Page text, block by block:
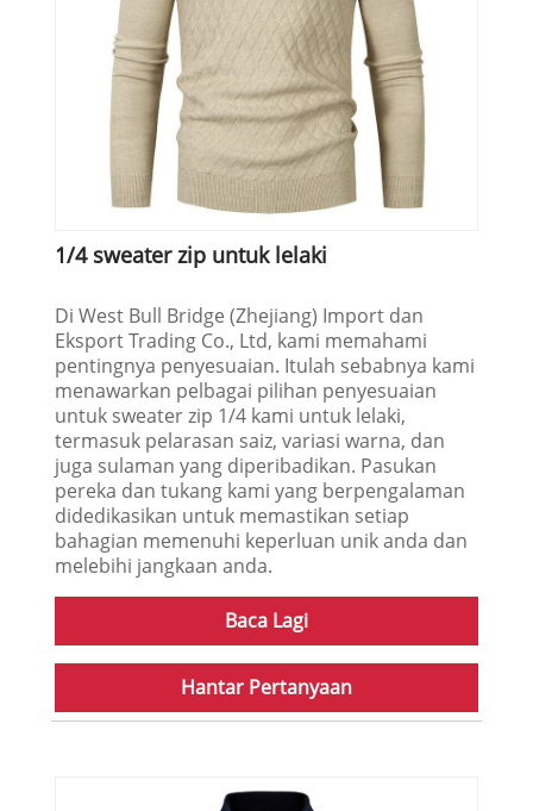
1/4 sweater zip untuk lelaki
Di West Bull Bridge (Zhejiang) Import dan
Eksport Trading Co., Ltd, kami memahami
pentingnya penyesuaian. Itulah sebabnya kami
menawarkan pelbagai pilihan penyesuaian
untuk sweater zip 1/4 kami untuk lelaki,
termasuk pelarasan saiz, variasi warna, dan
juga sulaman yang diperibadikan. Pasukan
pereka dan tukang kami yang berpengalaman
didedikasikan untuk memastikan setiap
bahagian memenuhi keperluan unik anda dan
melebihi jangkaan anda.
Baca Lagi
Hantar Pertanyaan